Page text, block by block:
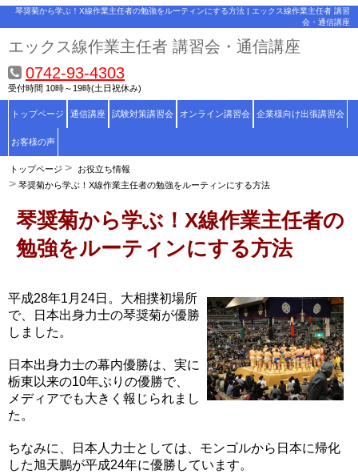
琴奨菊から学ぶ！X線作業主任者の勉強をルーティンにする方法 | エックス線作業主任者 講習
会・通信講座
エックス線作業主任者 講習会・通信講座
0742-93-4303
受付時間 10時～19時(土日祝休み)
トップページ 通信講座 試験対策講習会 オンライン講習会 企業様向け出張講習会
お客様の声
トップページ
お役立ち情報
琴奨菊から学ぶ！X線作業主任者の勉強をルーティンにする方法
琴奨菊から学ぶ！X線作業主任者の
勉強をルーティンにする方法
平成28年1月24日。大相撲初場所
で、日本出身力士の琴奨菊が優勝
しました。
日本出身力士の幕内優勝は、実に
栃東以来の10年ぶりの優勝で、
メディアでも大きく報じられまし
た。
ちなみに、日本人力士としては、モンゴルから日本に帰化
した旭天鵬が平成24年に優勝しています。